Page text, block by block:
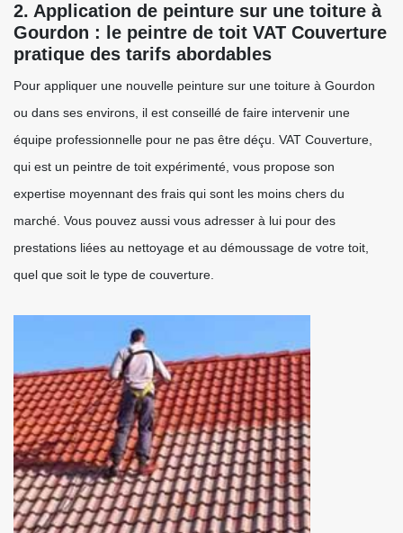
2. Application de peinture sur une toiture à
Gourdon : le peintre de toit VAT Couverture
pratique des tarifs abordables
Pour appliquer une nouvelle peinture sur une toiture à Gourdon
ou dans ses environs, il est conseillé de faire intervenir une
équipe professionnelle pour ne pas être déçu. VAT Couverture,
qui est un peintre de toit expérimenté, vous propose son
expertise moyennant des frais qui sont les moins chers du
marché. Vous pouvez aussi vous adresser à lui pour des
prestations liées au nettoyage et au démoussage de votre toit,
quel que soit le type de couverture.